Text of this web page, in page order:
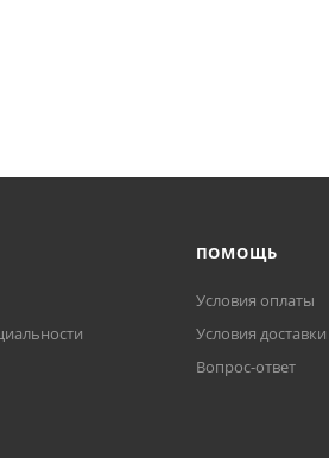
ПОМОЩЬ
Условия оплаты
Условия доставки
Вопрос-ответ